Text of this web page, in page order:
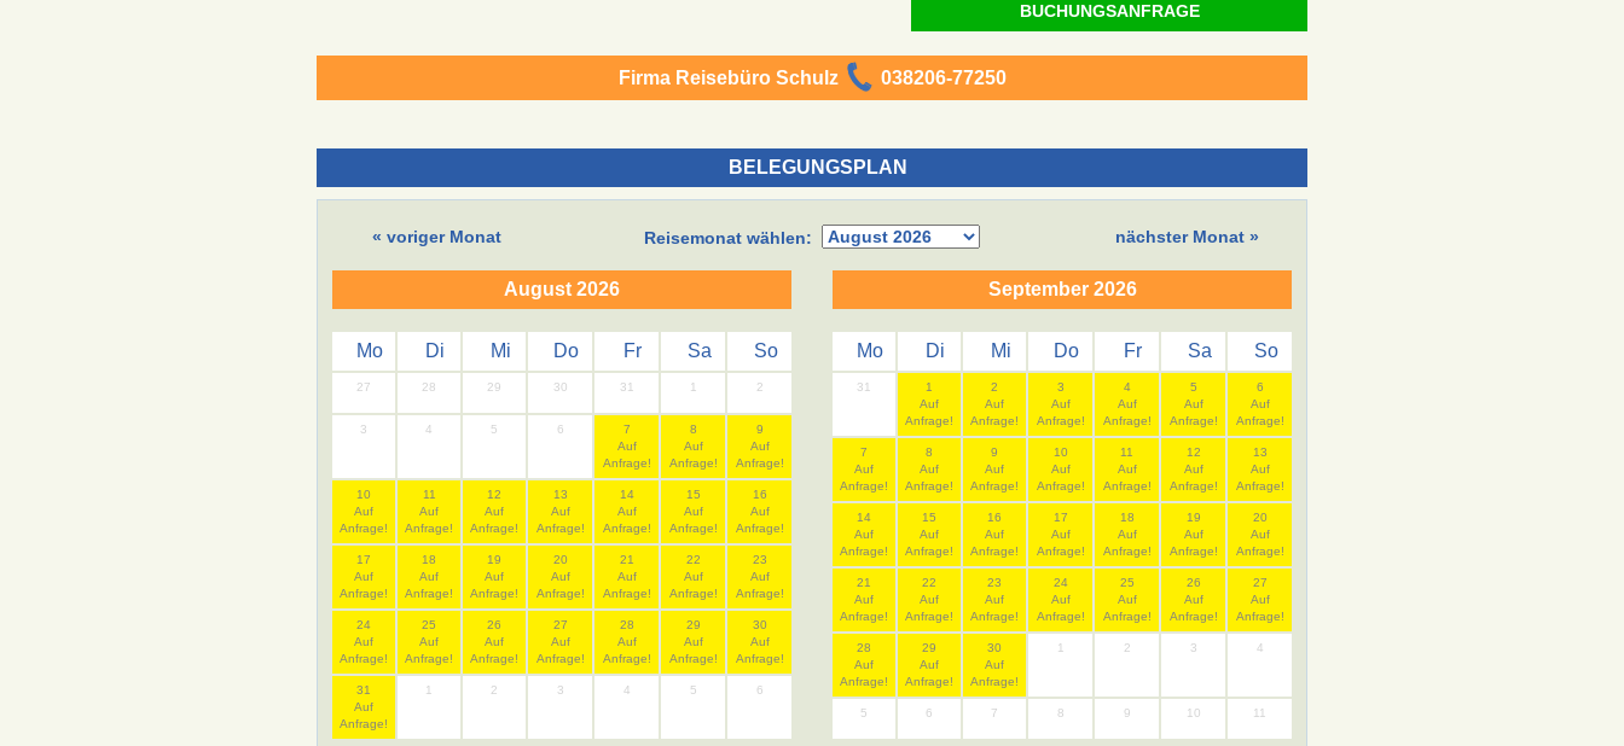
BUCHUNGSANFRAGE
Firma Reisebüro Schulz 038206-77250
BELEGUNGSPLAN
« voriger Monat Reisemonat wählen: nächster Monat »
August 2026
Mo Di Mi Do Fr Sa So
27 28 29 30 31 1 2
3 4 5 6
7
Auf
Anfrage!
8
Auf
Anfrage!
9
Auf
Anfrage!
10
Auf
Anfrage!
11
Auf
Anfrage!
12
Auf
Anfrage!
13
Auf
Anfrage!
14
Auf
Anfrage!
15
Auf
Anfrage!
16
Auf
Anfrage!
17
Auf
Anfrage!
18
Auf
Anfrage!
19
Auf
Anfrage!
20
Auf
Anfrage!
21
Auf
Anfrage!
22
Auf
Anfrage!
23
Auf
Anfrage!
24
Auf
Anfrage!
25
Auf
Anfrage!
26
Auf
Anfrage!
27
Auf
Anfrage!
28
Auf
Anfrage!
29
Auf
Anfrage!
30
Auf
Anfrage!
31
Auf
Anfrage!
1 2 3 4 5 6
September 2026
Mo Di Mi Do Fr Sa So
31
1
Auf
Anfrage!
2
Auf
Anfrage!
3
Auf
Anfrage!
4
Auf
Anfrage!
5
Auf
Anfrage!
6
Auf
Anfrage!
7
Auf
Anfrage!
8
Auf
Anfrage!
9
Auf
Anfrage!
10
Auf
Anfrage!
11
Auf
Anfrage!
12
Auf
Anfrage!
13
Auf
Anfrage!
14
Auf
Anfrage!
15
Auf
Anfrage!
16
Auf
Anfrage!
17
Auf
Anfrage!
18
Auf
Anfrage!
19
Auf
Anfrage!
20
Auf
Anfrage!
21
Auf
Anfrage!
22
Auf
Anfrage!
23
Auf
Anfrage!
24
Auf
Anfrage!
25
Auf
Anfrage!
26
Auf
Anfrage!
27
Auf
Anfrage!
28
Auf
Anfrage!
29
Auf
Anfrage!
30
Auf
Anfrage!
1 2 3 4
5 6 7 8 9 10 11